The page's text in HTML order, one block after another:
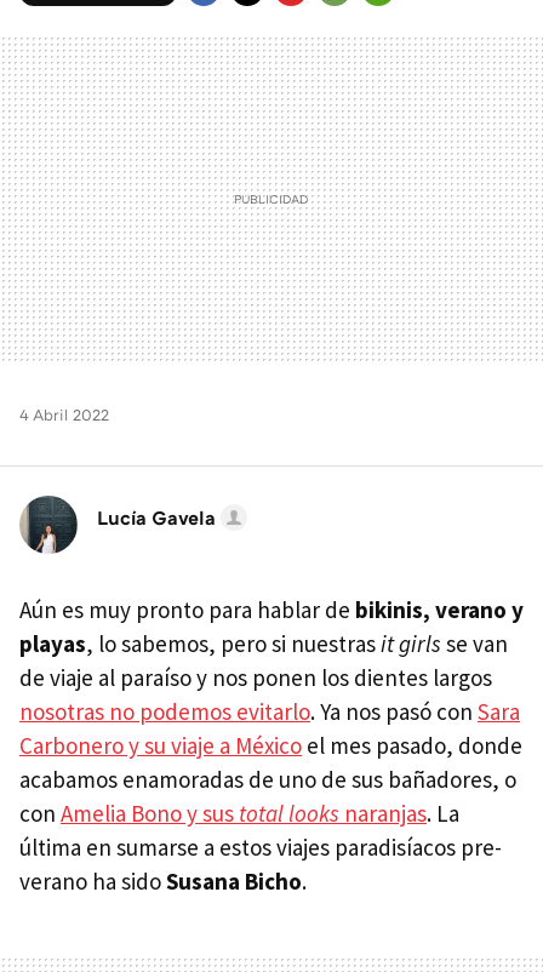
MAIL
4 Abril 2022
Lucía Gavela
Aún es muy pronto para hablar de bikinis, verano y
playas, lo sabemos, pero si nuestrasit girls se van
de viaje al paraíso y nos ponen los dientes largos
nosotras no podemos evitarlo. Ya nos pasó con Sara
Carbonero y su viaje a México el mes pasado, donde
acabamos enamoradas de uno de sus bañadores, o
con Amelia Bono y sus total looks naranjas. La
última en sumarse a estos viajes paradisíacos pre-
verano ha sidoSusana Bicho.